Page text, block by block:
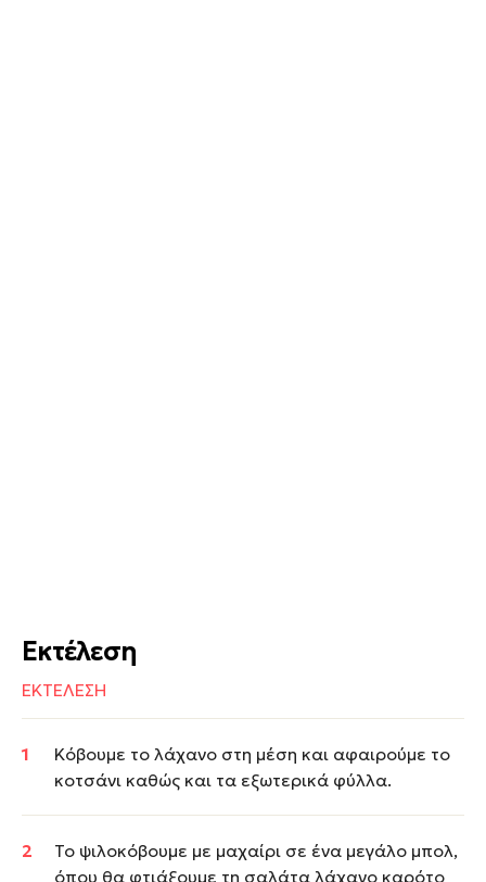
Εκτέλεση
ΕΚΤΕΛΕΣΗ
Κόβουμε το λάχανο στη μέση και αφαιρούμε το
κοτσάνι καθώς και τα εξωτερικά φύλλα.
Το ψιλοκόβουμε με μαχαίρι σε ένα μεγάλο μπολ,
όπου θα φτιάξουμε τη σαλάτα λάχανο καρότο